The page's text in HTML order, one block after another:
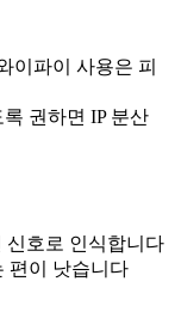
이파이 사용은 피
권하면 IP 분산
신호로 인식합니다
편이 낫습니다